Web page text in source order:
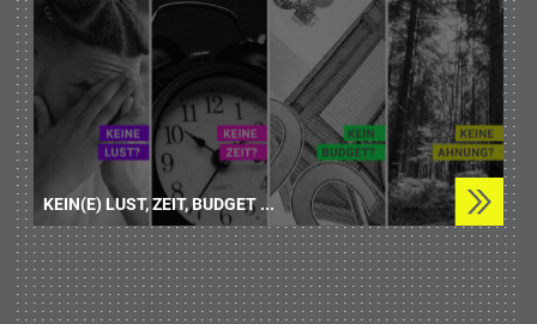
KEIN(E) LUST, ZEIT, BUDGET ...